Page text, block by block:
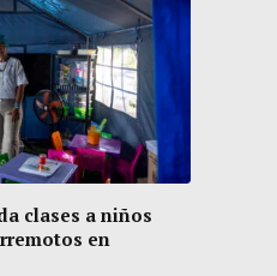
clases a niños
en